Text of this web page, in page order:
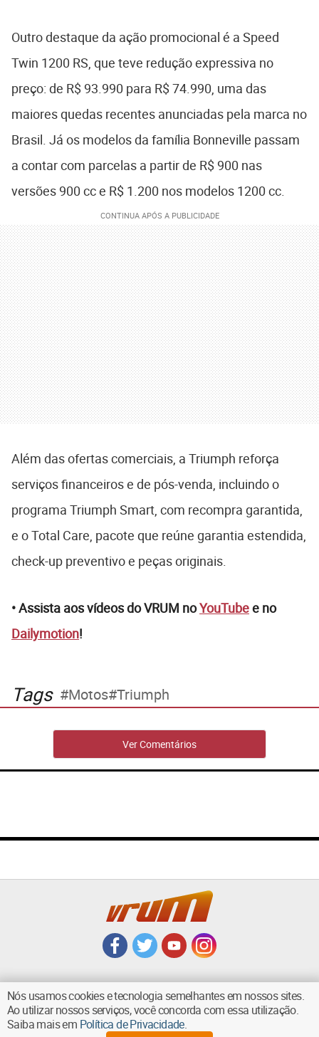
Outro destaque da ação promocional é a Speed
Twin 1200 RS, que teve redução expressiva no
preço: de R$ 93.990 para R$ 74.990, uma das
maiores quedas recentes anunciadas pela marca no
Brasil. Já os modelos da família Bonneville passam
a contar com parcelas a partir de R$ 900 nas
versões 900 cc e R$ 1.200 nos modelos 1200 cc.
Além das ofertas comerciais, a Triumph reforça
serviços financeiros e de pós-venda, incluindo o
programa Triumph Smart, com recompra garantida,
e o Total Care, pacote que reúne garantia estendida,
check-up preventivo e peças originais.
• Assista aos vídeos do VRUM noYouTubee no
Dailymotion!
Tags Motos Triumph
Ver Comentários
VOLTAR AO TOPO
Nós usamos cookies e tecnologia semelhantes em nossos sites.
Ao utilizar nossos serviços, você concorda com essa utilização.
Saiba mais em Política de Privacidade.